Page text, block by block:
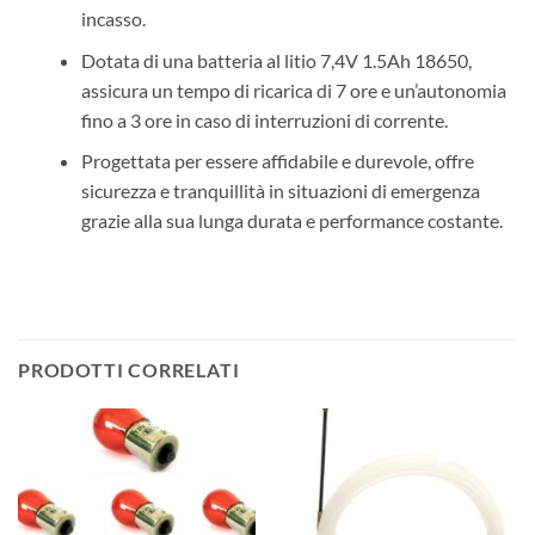
incasso.
Dotata di una batteria al litio 7,4V 1.5Ah 18650,
assicura un tempo di ricarica di 7 ore e un’autonomia
fino a 3 ore in caso di interruzioni di corrente.
Progettata per essere affidabile e durevole, offre
sicurezza e tranquillità in situazioni di emergenza
grazie alla sua lunga durata e performance costante.
PRODOTTI CORRELATI